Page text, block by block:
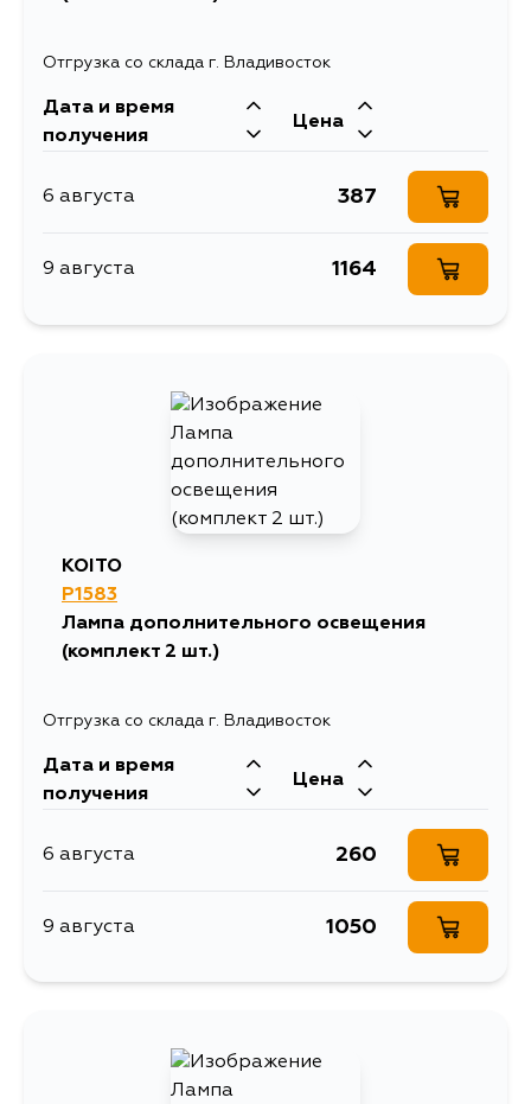
Отгрузка со склада г. Владивосток
Дата и время
получения
Цена
6 августа 387
9 августа 1164
KOITO
P1583
Лампа дополнительного освещения
(комплект 2 шт.)
Отгрузка со склада г. Владивосток
Дата и время
получения
Цена
6 августа 260
9 августа 1050